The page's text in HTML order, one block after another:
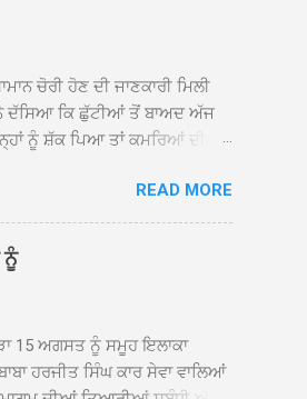
ਸਿਰੋਪਾਓ ਦੇ ਕੇ ਵਿਸ਼ੇਸ਼ ਤੌਰ ’ਤੇ
ਚੋਰੀ ਹੋਣ ਦੀ ਜਾਣਕਾਰੀ ਮਿਲੀ
ਨੇ ਦੱਸਿਆ ਕਿ ਛੁੱਟੀਆਂ ਤੋਂ ਬਾਅਦ ਅੱਜ
ਨੂੰ ਸ਼ੱਕ ਪਿਆ ਤਾਂ ਕਮਰਿਆਂ ਦੀਆਂ
ਸਭ ਠੀਕ ਸੀ। ਚੋਰੀ ਦੀ ਘਟਨਾ
ਕੌਰ, ਕਮਲਪ੍ਰੀਤ ਕੌਰ ਅਤੇ ਹਰਵਿੰਦਰ
ਰਾਮ ਸਿੰਘ ਵੱਲੋਂ ਕੀਤੀ ਗਈ ਸੀ
ਦੇ ਮਾਪਿਆਂ ਵਿੱਚ ਭਾਰੀ ਰੋਸ ਹੈ ਅਤੇ
READ MORE
ਨੂੰ
15 ਅਗਸਤ ਨੂੰ ਸਮੂਹ ਇਲਾਕਾ
ਹਰਜੀਤ ਸਿੰਘ ਕਾਰ ਸੇਵਾ ਵਾਲਿਆਂ